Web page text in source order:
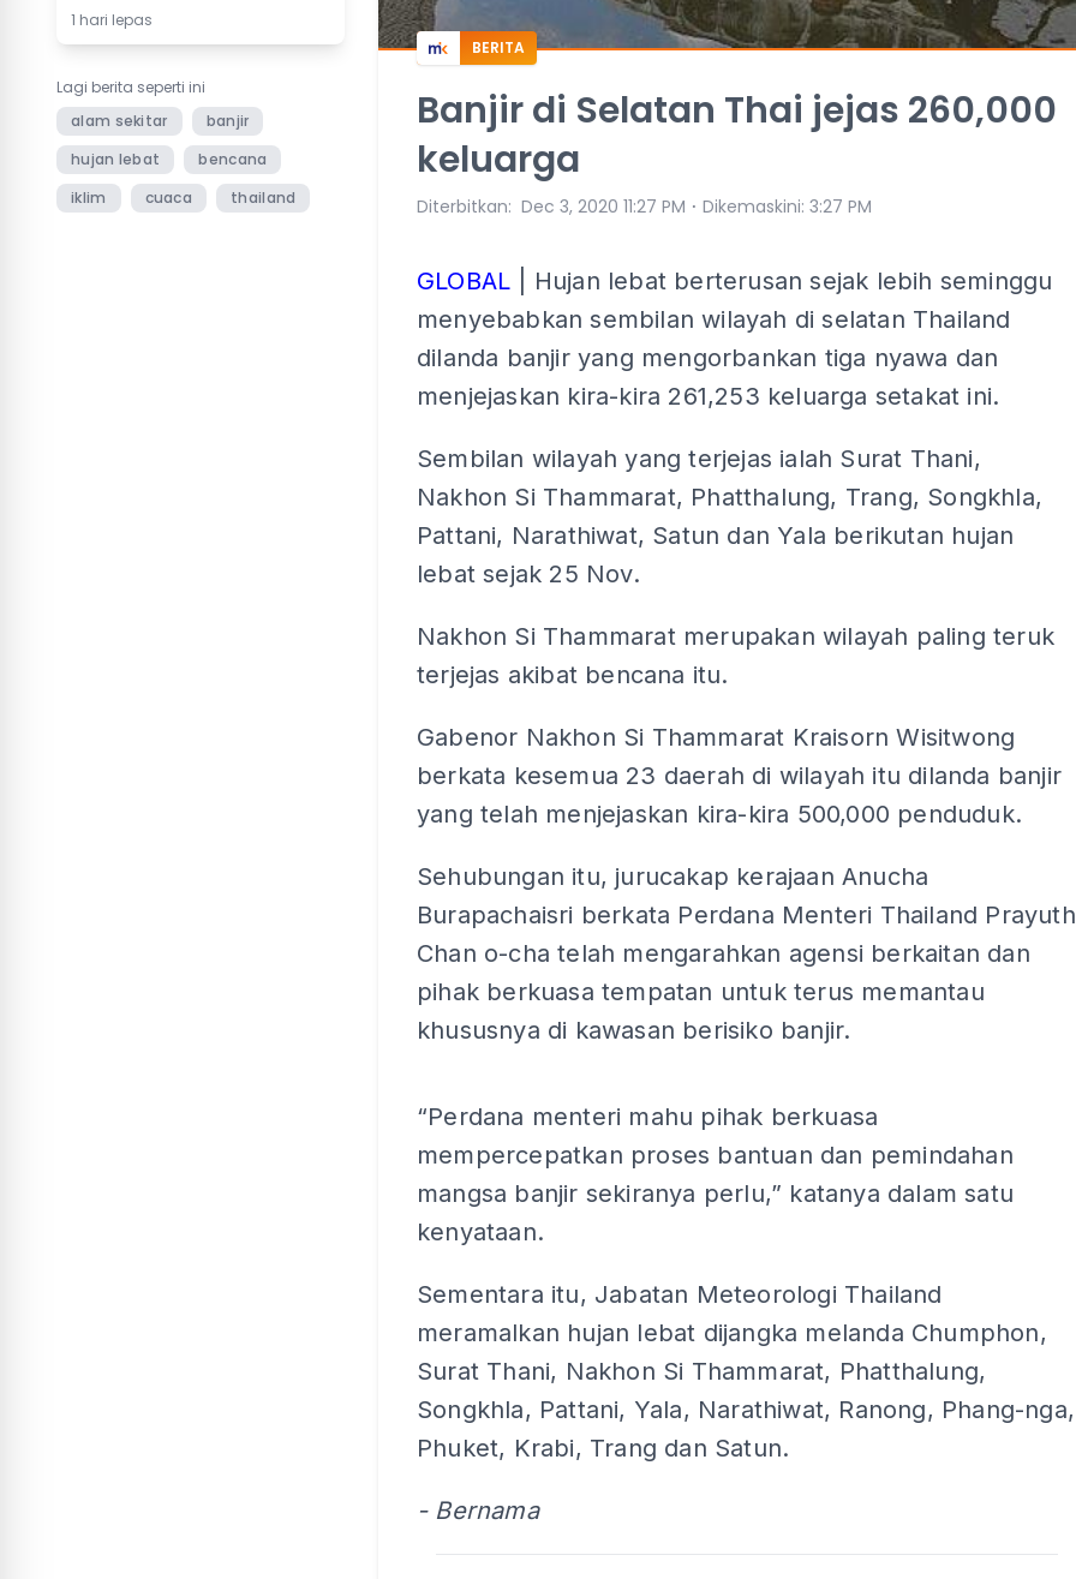
1 hari lepas
Lagi berita seperti ini
alam sekitar
banjir
hujan lebat
bencana
iklim
cuaca thailand
BERITA
Banjir di Selatan Thai jejas 260,000
keluarga
Diterbitkan: Dec 3, 2020 11:27 PM ⋅ Dikemaskini: 3:27 PM
GLOBAL | Hujan lebat berterusan sejak lebih seminggu
menyebabkan sembilan wilayah di selatan Thailand
dilanda banjir yang mengorbankan tiga nyawa dan
menjejaskan kira-kira 261,253 keluarga setakat ini.
Sembilan wilayah yang terjejas ialah Surat Thani,
Nakhon Si Thammarat, Phatthalung, Trang, Songkhla,
Pattani, Narathiwat, Satun dan Yala berikutan hujan
lebat sejak 25 Nov.
Nakhon Si Thammarat merupakan wilayah paling teruk
terjejas akibat bencana itu.
Gabenor Nakhon Si Thammarat Kraisorn Wisitwong
berkata kesemua 23 daerah di wilayah itu dilanda banjir
yang telah menjejaskan kira-kira 500,000 penduduk.
Sehubungan itu, jurucakap kerajaan Anucha
Burapachaisri berkata Perdana Menteri Thailand Prayuth
Chan o-cha telah mengarahkan agensi berkaitan dan
pihak berkuasa tempatan untuk terus memantau
khususnya di kawasan berisiko banjir.
“Perdana menteri mahu pihak berkuasa
mempercepatkan proses bantuan dan pemindahan
mangsa banjir sekiranya perlu,” katanya dalam satu
kenyataan.
Sementara itu, Jabatan Meteorologi Thailand
meramalkan hujan lebat dijangka melanda Chumphon,
Surat Thani, Nakhon Si Thammarat, Phatthalung,
Songkhla, Pattani, Yala, Narathiwat, Ranong, Phang-nga,
Phuket, Krabi, Trang dan Satun.
- Bernama